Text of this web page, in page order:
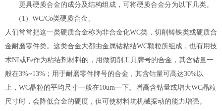
更具硬质合金的成分及结构组成，可将硬质合金分为以下几类。
（1）WC/Co类硬质合金、
人们常常把这一类硬质合金称为非合金化WC类，切削铸铁类或硬质合
金耐磨零件类。这类合金大都由金属钴粘结WC颗粒所组成，也有用技
术NI或Fe作为粘结剂材料的，用做切削工具牌号的合金，其含钴量一
般在3%~13%；用于耐磨零件牌号的合金，其含钴量可高达30%以
上，WC晶粒的平均尺寸一般在10um一下。增高含钴量或增大WC晶粒
尺寸时，会降低合金的硬度，但可使材料坑机械振动的能力增强。